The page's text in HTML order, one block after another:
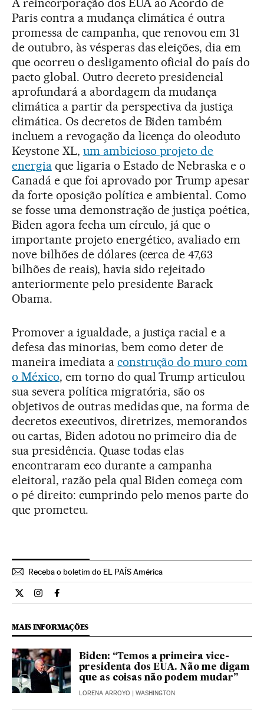
A reincorporação dos EUA ao Acordo de
Paris contra a mudança climática é outra
promessa de campanha, que renovou em 31
de outubro, às vésperas das eleições, dia em
que ocorreu o desligamento oficial do país do
pacto global. Outro decreto presidencial
aprofundará a abordagem da mudança
climática a partir da perspectiva da justiça
climática. Os decretos de Biden também
incluem a revogação da licença do oleoduto
Keystone XL, um ambicioso projeto de
energiaque ligaria o Estado de Nebraska e o
Canadá e que foi aprovado por Trump apesar
da forte oposição política e ambiental. Como
se fosse uma demonstração de justiça poética,
Biden agora fecha um círculo, já que o
importante projeto energético, avaliado em
nove bilhões de dólares (cerca de 47,63
bilhões de reais), havia sido rejeitado
anteriormente pelo presidente Barack
Obama.
Promover a igualdade, a justiça racial e a
defesa das minorias, bem como deter de
maneira imediata a construção do muro com
o México, em torno do qual Trump articulou
sua severa política migratória, são os
objetivos de outras medidas que, na forma de
decretos executivos, diretrizes, memorandos
ou cartas, Biden adotou no primeiro dia de
sua presidência. Quase todas elas
encontraram eco durante a campanha
eleitoral, razão pela qual Biden começa com
o pé direito: cumprindo pelo menos parte do
que prometeu.
Receba o boletim do EL PAÍS América
Internacional El País Brasil en Twitter
Internacional El País Brasil en Instagram
Internacional El País Brasil en Facebook
MAIS INFORMAÇÕES
Biden: “Temos a primeira vice-
presidenta dos EUA. Não me digam
que as coisas não podem mudar”
LORENA ARROYO | WASHINGTON